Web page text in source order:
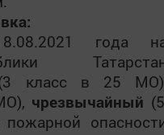
года
класс в 25
чрезвычайный (5
пожарной